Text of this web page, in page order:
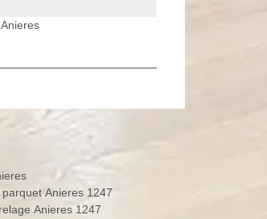
Anieres 1247
Anieres 1247